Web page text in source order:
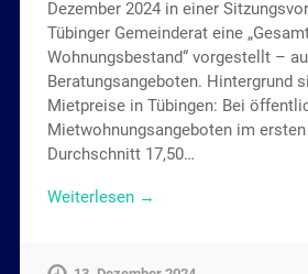
Dezember 2024 in einer
Tübinger Gemeinderat eine
Wohnungsbestand“ vorgestellt –
Beratungsangeboten. Hintergrund
Mietpreise in Tübingen: Bei
Mietwohnungsangeboten im
Durchschnitt 17,50…
Weiterlesen →